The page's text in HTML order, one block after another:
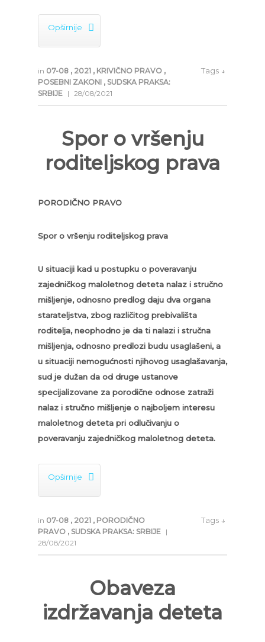
Opširnije 
in 07-08 , 2021 , KRIVIČNO PRAVO ,
POSEBNI ZAKONI , SUDSKA PRAKSA:
SRBIJE | 28/08/2021
Tags ↓
Spor o vršenju
roditeljskog prava
PORODIČNO PRAVO
Spor o vršenju roditeljskog prava
U situaciji kad u postupku o poveravanju
zajedničkog maloletnog deteta nalaz i stručno
mišljenje, odnosno predlog daju dva organa
starateljstva, zbog različitog prebivališta
roditelja, neophodno je da ti nalazi i stručna
mišljenja, odnosno predlozi budu usaglašeni, a
u situaciji nemogućnosti njihovog usaglašavanja,
sud je dužan da od druge ustanove
specijalizovane za porodične odnose zatraži
nalaz i stručno mišljenje o najboljem interesu
maloletnog deteta pri odlučivanju o
poveravanju zajedničkog maloletnog deteta.
Opširnije 
in 07-08 , 2021 , PORODIČNO
PRAVO , SUDSKA PRAKSA: SRBIJE |
28/08/2021
Tags ↓
Obaveza
izdržavanja deteta